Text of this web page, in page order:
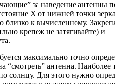
за наведение антенны
Х от нижней точки
близко к вычисленному.
крепеж не затягивайте) и
максимально точно
“смотреть” антенна. Наиболее
солнцу. Для этого нужно